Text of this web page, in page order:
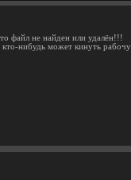
файл не найден или удалён!!!
нибудь может кинуть